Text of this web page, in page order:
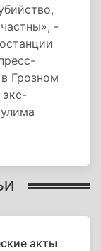
-
Грозном
экс-
акты